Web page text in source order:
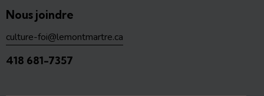
Nous joindre
culture-foi@lemontmartre.ca
418 681-7357